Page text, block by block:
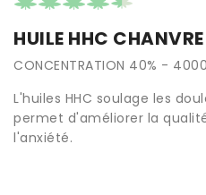
HUILE HHC
CONCENTRATION 40% -
L'huiles HHC soulage les
permet d'améliorer la
l'anxiété.